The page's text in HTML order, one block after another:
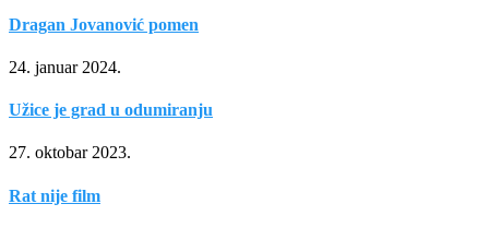
Dragan Jovanović pomen
24. januar 2024.
Užice je grad u odumiranju
27. oktobar 2023.
Rat nije film